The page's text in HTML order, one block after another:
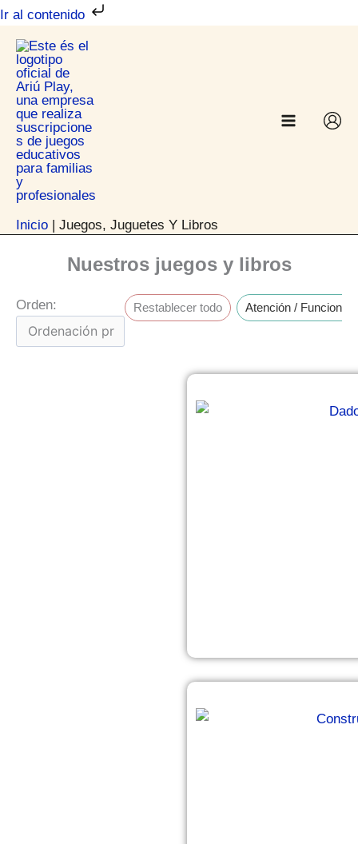
Ir al contenido
Ir
contenido
Inicio | Juegos, Juguetes Y Libros
Nuestros juegos y libros
Orden: Restablecer todo Atención /